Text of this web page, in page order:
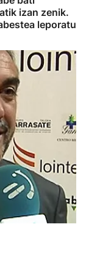
izan zenik.
leporatu